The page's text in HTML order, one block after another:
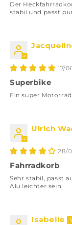
Der
stabil und passt
17/
Superbike
Ein super
Ulrich
28/
Fahrradkorb
Sehr stabil, passt
Alu leichter sein
Isabelle